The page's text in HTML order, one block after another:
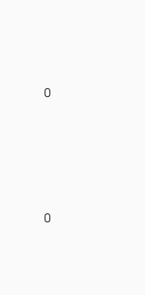
0
0